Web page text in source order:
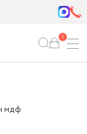
0
мдф